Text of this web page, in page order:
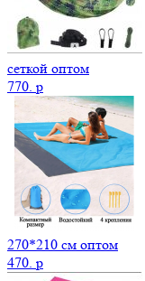
сеткой оптом
770. p
270*210 см оптом
470. p